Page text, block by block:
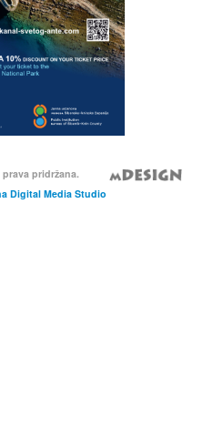
prava pridržana.
Digital Media Studio